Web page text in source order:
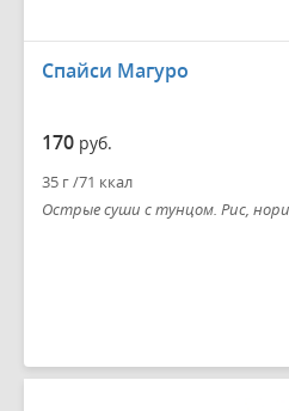
Спайси Магуро
170 руб.
35 г /71 ккал
Острые суши с тунцом. Рис,